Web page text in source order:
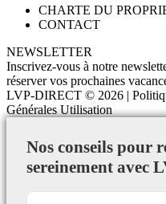
CHARTE DU
CONTACT
NEWSLETTER
Inscrivez-vous à notre
réserver vos prochaines
LVP-DIRECT © 2026 |
Générales Utilisation
Nos conseils pour
sereinement avec